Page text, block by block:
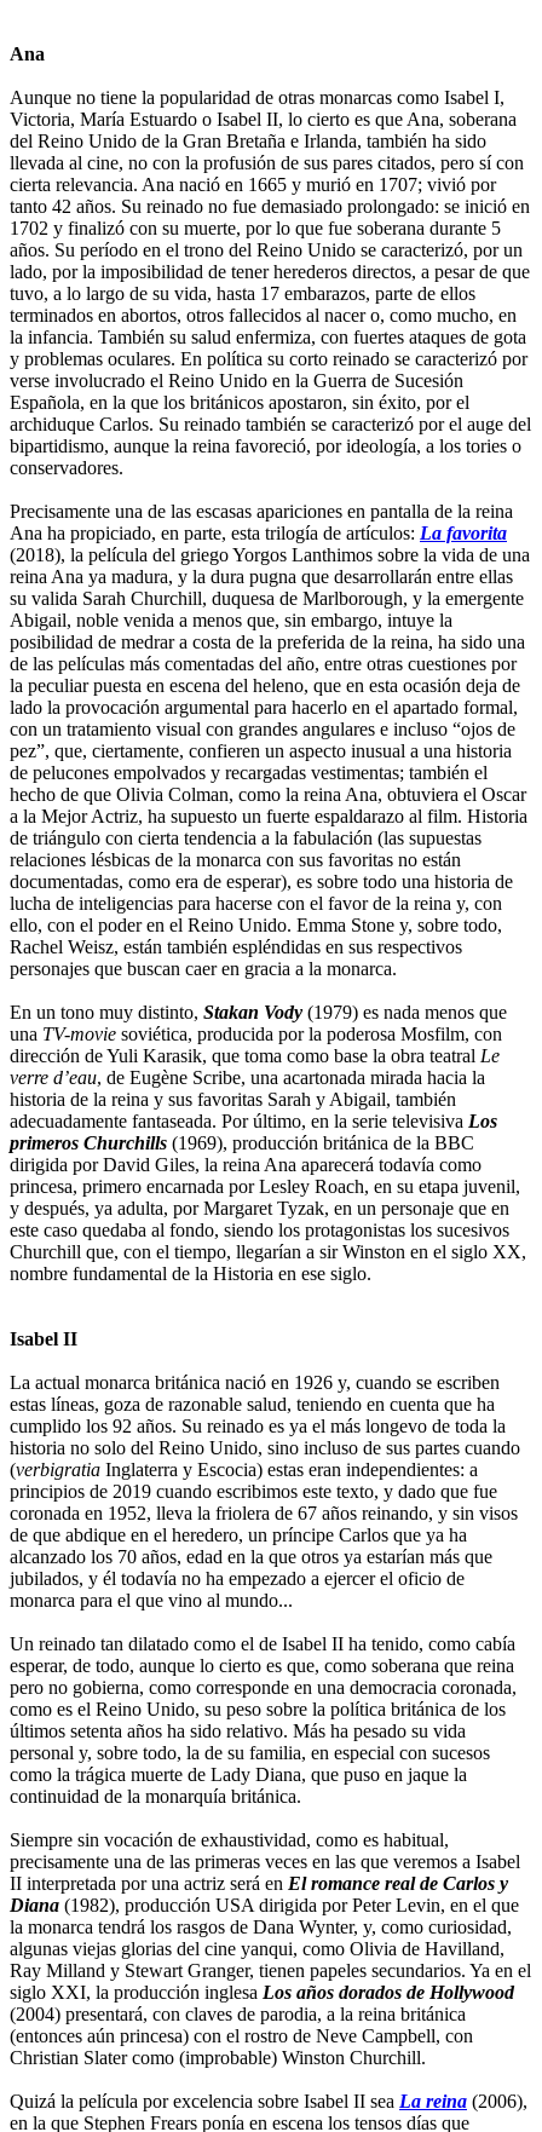
Ana
Aunque no tiene la popularidad de otras monarcas como Isabel I,
Victoria, María Estuardo o Isabel II, lo cierto es que Ana, soberana
del Reino Unido de la Gran Bretaña e Irlanda, también ha sido
llevada al cine, no con la profusión de sus pares citados, pero sí con
cierta relevancia. Ana nació en 1665 y murió en 1707; vivió por
tanto 42 años. Su reinado no fue demasiado prolongado: se inició en
1702 y finalizó con su muerte, por lo que fue soberana durante 5
años. Su período en el trono del Reino Unido se caracterizó, por un
lado, por la imposibilidad de tener herederos directos, a pesar de que
tuvo, a lo largo de su vida, hasta 17 embarazos, parte de ellos
terminados en abortos, otros fallecidos al nacer o, como mucho, en
la infancia. También su salud enfermiza, con fuertes ataques de gota
y problemas oculares. En política su corto reinado se caracterizó por
verse involucrado el Reino Unido en la Guerra de Sucesión
Española, en la que los británicos apostaron, sin éxito, por el
archiduque Carlos. Su reinado también se caracterizó por el auge del
bipartidismo, aunque la reina favoreció, por ideología, a los tories o
conservadores.
Precisamente una de las escasas apariciones en pantalla de la reina
Ana ha propiciado, en parte, esta trilogía de artículos: La favorita
(2018), la película del griego Yorgos Lanthimos sobre la vida de una
reina Ana ya madura, y la dura pugna que desarrollarán entre ellas
su valida Sarah Churchill, duquesa de Marlborough, y la emergente
Abigail, noble venida a menos que, sin embargo, intuye la
posibilidad de medrar a costa de la preferida de la reina, ha sido una
de las películas más comentadas del año, entre otras cuestiones por
la peculiar puesta en escena del heleno, que en esta ocasión deja de
lado la provocación argumental para hacerlo en el apartado formal,
con un tratamiento visual con grandes angulares e incluso “ojos de
pez”, que, ciertamente, confieren un aspecto inusual a una historia
de pelucones empolvados y recargadas vestimentas; también el
hecho de que Olivia Colman, como la reina Ana, obtuviera el Oscar
a la Mejor Actriz, ha supuesto un fuerte espaldarazo al film. Historia
de triángulo con cierta tendencia a la fabulación (las supuestas
relaciones lésbicas de la monarca con sus favoritas no están
documentadas, como era de esperar), es sobre todo una historia de
lucha de inteligencias para hacerse con el favor de la reina y, con
ello, con el poder en el Reino Unido. Emma Stone y, sobre todo,
Rachel Weisz, están también espléndidas en sus respectivos
personajes que buscan caer en gracia a la monarca.
En un tono muy distinto, Stakan Vody (1979) es nada menos que
una TV-movie soviética, producida por la poderosa Mosfilm, con
dirección de Yuli Karasik, que toma como base la obra teatral Le
verre d’eau, de Eugène Scribe, una acartonada mirada hacia la
historia de la reina y sus favoritas Sarah y Abigail, también
adecuadamente fantaseada. Por último, en la serie televisiva Los
primeros Churchills (1969), producción británica de la BBC
dirigida por David Giles, la reina Ana aparecerá todavía como
princesa, primero encarnada por Lesley Roach, en su etapa juvenil,
y después, ya adulta, por Margaret Tyzak, en un personaje que en
este caso quedaba al fondo, siendo los protagonistas los sucesivos
Churchill que, con el tiempo, llegarían a sir Winston en el siglo XX,
nombre fundamental de la Historia en ese siglo.
Isabel II
La actual monarca británica nació en 1926 y, cuando se escriben
estas líneas, goza de razonable salud, teniendo en cuenta que ha
cumplido los 92 años. Su reinado es ya el más longevo de toda la
historia no solo del Reino Unido, sino incluso de sus partes cuando
(verbigratia Inglaterra y Escocia) estas eran independientes: a
principios de 2019 cuando escribimos este texto, y dado que fue
coronada en 1952, lleva la friolera de 67 años reinando, y sin visos
de que abdique en el heredero, un príncipe Carlos que ya ha
alcanzado los 70 años, edad en la que otros ya estarían más que
jubilados, y él todavía no ha empezado a ejercer el oficio de
monarca para el que vino al mundo...
Un reinado tan dilatado como el de Isabel II ha tenido, como cabía
esperar, de todo, aunque lo cierto es que, como soberana que reina
pero no gobierna, como corresponde en una democracia coronada,
como es el Reino Unido, su peso sobre la política británica de los
últimos setenta años ha sido relativo. Más ha pesado su vida
personal y, sobre todo, la de su familia, en especial con sucesos
como la trágica muerte de Lady Diana, que puso en jaque la
continuidad de la monarquía británica.
Siempre sin vocación de exhaustividad, como es habitual,
precisamente una de las primeras veces en las que veremos a Isabel
II interpretada por una actriz será en El romance real de Carlos y
Diana (1982), producción USA dirigida por Peter Levin, en el que
la monarca tendrá los rasgos de Dana Wynter, y, como curiosidad,
algunas viejas glorias del cine yanqui, como Olivia de Havilland,
Ray Milland y Stewart Granger, tienen papeles secundarios. Ya en el
siglo XXI, la producción inglesa Los años dorados de Hollywood
(2004) presentará, con claves de parodia, a la reina británica
(entonces aún princesa) con el rostro de Neve Campbell, con
Christian Slater como (improbable) Winston Churchill.
Quizá la película por excelencia sobre Isabel II sea La reina (2006),
en la que Stephen Frears ponía en escena los tensos días que